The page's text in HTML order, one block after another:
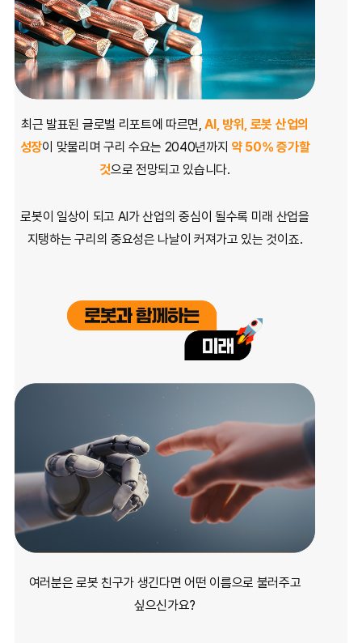
최근 발표된 글로벌 리포트에 따르면,AI, 방위, 로봇 산업의
성장이 맞물리며 구리 수요는 2040년까지 약 50% 증가할
것으로 전망되고 있습니다.
로봇이 일상이 되고 AI가 산업의 중심이 될수록 미래 산업을
지탱하는 구리의 중요성은 나날이 커져가고 있는 것이죠.
여러분은 로봇 친구가 생긴다면어떤 이름으로 불러주고
싶으신가요?